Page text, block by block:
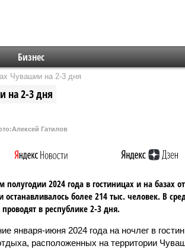
Бизнес
Чувашии на 2-3 дня
на 2-3 дня
Гатилов
полугодии 2024 года в гостиницах и на базах
останавливалось более 214 тыс. человек. В
проводят в республике 2-3 дня.
января-июня 2024 года на ночлег в
расположенных на территории